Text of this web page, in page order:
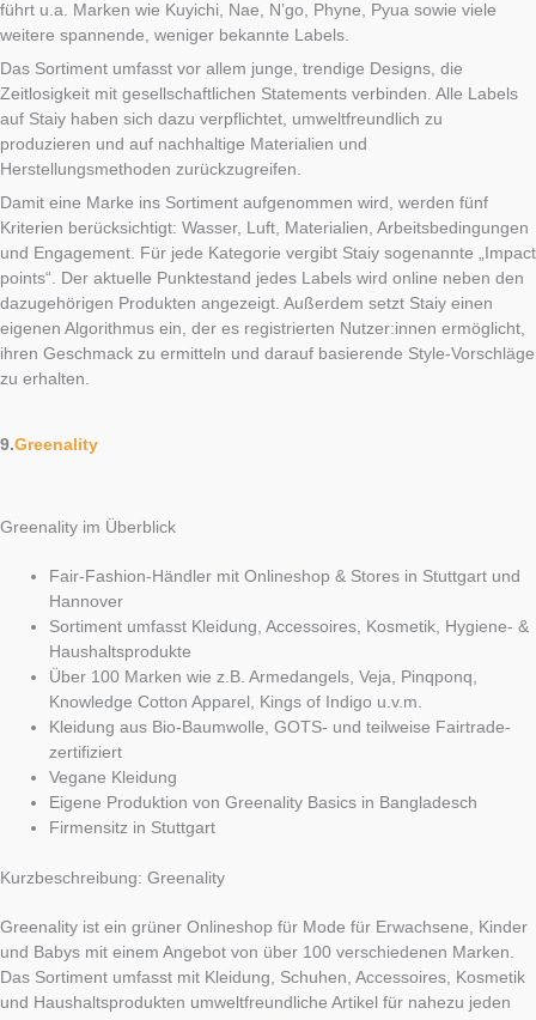
führt u.a. Marken wie Kuyichi, Nae, N’go, Phyne, Pyua sowie viele
weitere spannende, weniger bekannte Labels.
Das Sortiment umfasst vor allem junge, trendige Designs, die
Zeitlosigkeit mit gesellschaftlichen Statements verbinden. Alle Labels
auf Staiy haben sich dazu verpflichtet, umweltfreundlich zu
produzieren und auf nachhaltige Materialien und
Herstellungsmethoden zurückzugreifen.
Damit eine Marke ins Sortiment aufgenommen wird, werden fünf
Kriterien berücksichtigt: Wasser, Luft, Materialien, Arbeitsbedingungen
und Engagement. Für jede Kategorie vergibt Staiy sogenannte „Impact
points“. Der aktuelle Punktestand jedes Labels wird online neben den
dazugehörigen Produkten angezeigt. Außerdem setzt Staiy einen
eigenen Algorithmus ein, der es registrierten Nutzer:innen ermöglicht,
ihren Geschmack zu ermitteln und darauf basierende Style-Vorschläge
zu erhalten.
9.Greenality
Greenality im Überblick
Fair-Fashion-Händler mit Onlineshop & Stores in Stuttgart und
Hannover
Sortiment umfasst Kleidung, Accessoires, Kosmetik, Hygiene- &
Haushaltsprodukte
Über 100 Marken wie z.B. Armedangels, Veja, Pinqponq,
Knowledge Cotton Apparel, Kings of Indigo u.v.m.
Kleidung aus Bio-Baumwolle, GOTS- und teilweise Fairtrade-
zertifiziert
Vegane Kleidung
Eigene Produktion von Greenality Basics in Bangladesch
Firmensitz in Stuttgart
Kurzbeschreibung: Greenality
Greenality ist ein grüner Onlineshop für Mode für Erwachsene, Kinder
und Babys mit einem Angebot von über 100 verschiedenen Marken.
Das Sortiment umfasst mit Kleidung, Schuhen, Accessoires, Kosmetik
und Haushaltsprodukten umweltfreundliche Artikel für nahezu jeden